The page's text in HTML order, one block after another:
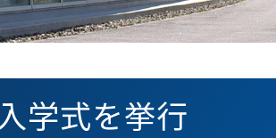
学式を挙行